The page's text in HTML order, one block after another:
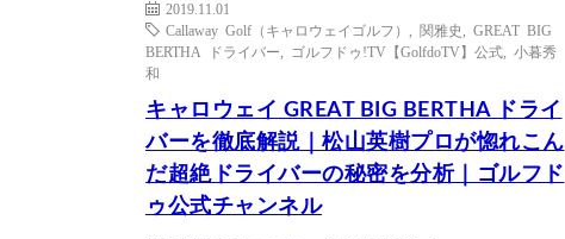
2019.11.01
Callaway Golf（キャロウェイゴルフ）
関雅史
GREAT BIG
BERTHA ドライバー
ゴルフドゥ!TV【GolfdoTV】公式
小暮秀
和
キャロウェイ GREAT BIG BERTHA ドライ
バーを徹底解説｜松山英樹プロが惚れこん
だ超絶ドライバーの秘密を分析｜ゴルフド
ゥ公式チャンネル